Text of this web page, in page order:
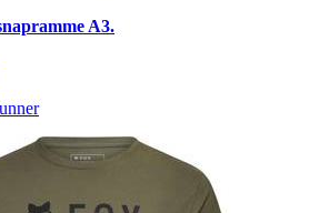
A3.